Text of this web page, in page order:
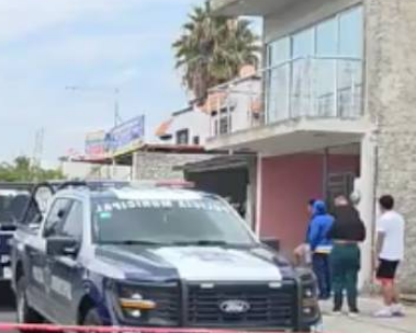
a exfuncionarios y la fuga de Tomás Zerón
prioritario por homicidios en Playa del Carmen
y desalojo de vecinos en Mirador de San Isidro
epidemiológico masivo
por huachicol
de 2026 en People en Español